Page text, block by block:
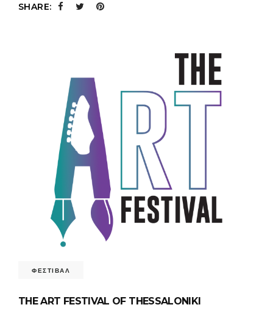
SHARE:
ΦΕΣΤΙΒΑΛ
THE ART FESTIVAL OF THESSALONIKI